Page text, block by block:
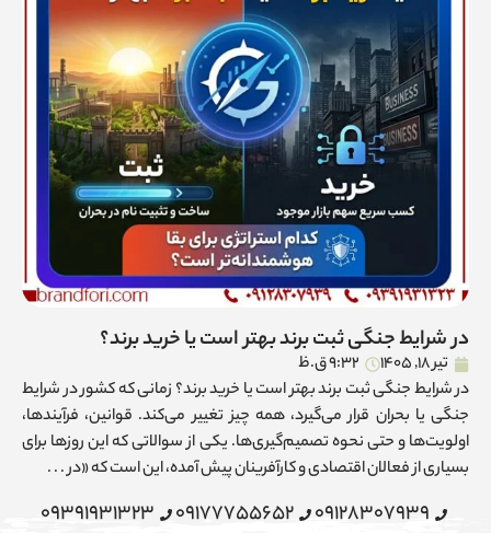
در شرایط جنگی ثبت برند بهتر است یا خرید برند؟
تیر 18, 1405
9:32 ق.ظ
در شرایط جنگی ثبت برند بهتر است یا خرید برند؟ زمانی که کشور در شرایط
جنگی یا بحران قرار می‌گیرد، همه چیز تغییر می‌کند. قوانین، فرآیندها،
اولویت‌ها و حتی نحوه تصمیم‌گیری‌ها. یکی از سوالاتی که این روزها برای
بسیاری از فعالان اقتصادی و کارآفرینان پیش آمده، این است که «در . . .
09128307939
09177755652
09391931323